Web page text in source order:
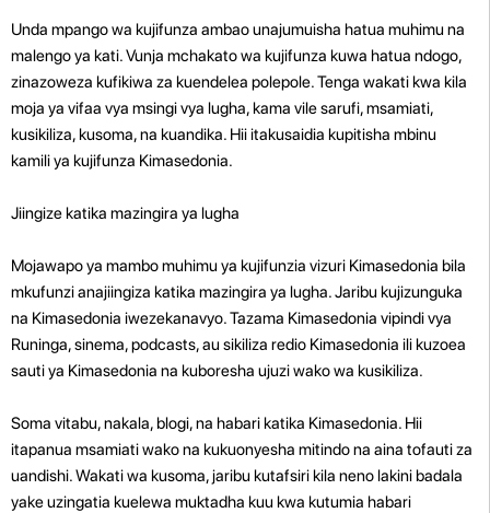
Unda mpango wa kujifunza ambao unajumuisha hatua muhimu na
malengo ya kati. Vunja mchakato wa kujifunza kuwa hatua ndogo,
zinazoweza kufikiwa za kuendelea polepole. Tenga wakati kwa kila
moja ya vifaa vya msingi vya lugha, kama vile sarufi, msamiati,
kusikiliza, kusoma, na kuandika. Hii itakusaidia kupitisha mbinu
kamili ya kujifunza Kimasedonia.
Jiingize katika mazingira ya lugha
Mojawapo ya mambo muhimu ya kujifunzia vizuri Kimasedonia bila
mkufunzi anajiingiza katika mazingira ya lugha. Jaribu kujizunguka
na Kimasedonia iwezekanavyo. Tazama Kimasedonia vipindi vya
Runinga, sinema, podcasts, au sikiliza redio Kimasedonia ili kuzoea
sauti ya Kimasedonia na kuboresha ujuzi wako wa kusikiliza.
Soma vitabu, nakala, blogi, na habari katika Kimasedonia. Hii
itapanua msamiati wako na kukuonyesha mitindo na aina tofauti za
uandishi. Wakati wa kusoma, jaribu kutafsiri kila neno lakini badala
yake uzingatia kuelewa muktadha kuu kwa kutumia habari